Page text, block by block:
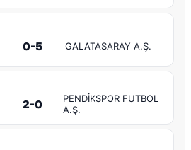
0-5 GALATASARAY A.Ş.
2-0
PENDİKSPOR FUTBOL
A.Ş.